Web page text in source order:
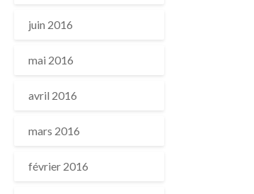
juin 2016
mai 2016
avril 2016
mars 2016
février 2016